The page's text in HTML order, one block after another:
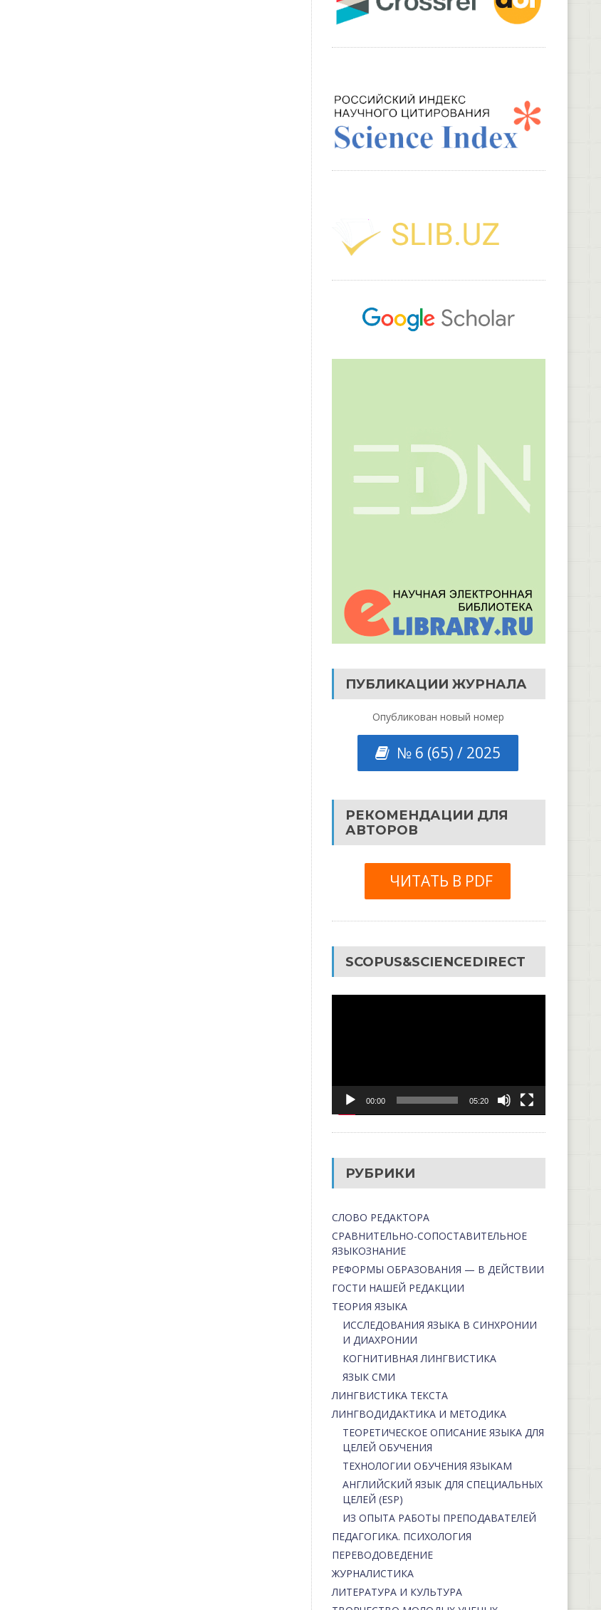
ПУБЛИКАЦИИ ЖУРНАЛА
Опубликован новый номер
№ 6 (65) / 2025
РЕКОМЕНДАЦИИ ДЛЯ
АВТОРОВ
ЧИТАТЬ В PDF
SCOPUS&SCIENCEDIRECT
00:00 05:20
РУБРИКИ
СЛОВО РЕДАКТОРА
СРАВНИТЕЛЬНО-СОПОСТАВИТЕЛЬНОЕ
ЯЗЫКОЗНАНИЕ
РЕФОРМЫ ОБРАЗОВАНИЯ — В ДЕЙСТВИИ
ГОСТИ НАШЕЙ РЕДАКЦИИ
ТЕОРИЯ ЯЗЫКА
ИССЛЕДОВАНИЯ ЯЗЫКА В СИНХРОНИИ
И ДИАХРОНИИ
КОГНИТИВНАЯ ЛИНГВИСТИКА
ЯЗЫК СМИ
ЛИНГВИСТИКА ТЕКСТА
ЛИНГВОДИДАКТИКА И МЕТОДИКА
ТЕОРЕТИЧЕСКОЕ ОПИСАНИЕ ЯЗЫКА ДЛЯ
ЦЕЛЕЙ ОБУЧЕНИЯ
ТЕХНОЛОГИИ ОБУЧЕНИЯ ЯЗЫКАМ
АНГЛИЙСКИЙ ЯЗЫК ДЛЯ СПЕЦИАЛЬНЫХ
ЦЕЛЕЙ (ESP)
ИЗ ОПЫТА РАБОТЫ ПРЕПОДАВАТЕЛЕЙ
ПЕДАГОГИКА. ПСИХОЛОГИЯ
ПЕРЕВОДОВЕДЕНИЕ
ЖУРНАЛИСТИКА
ЛИТЕРАТУРА И КУЛЬТУРА